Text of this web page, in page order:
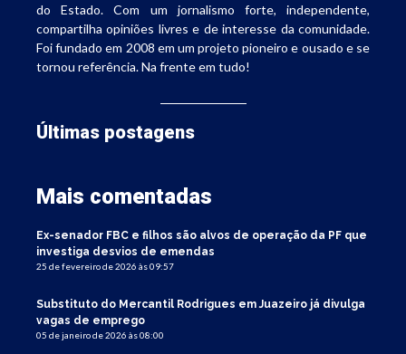
do Estado. Com um jornalismo forte, independente,
compartilha opiniões livres e de interesse da comunidade.
Foi fundado em 2008 em um projeto pioneiro e ousado e se
tornou referência. Na frente em tudo!
Últimas postagens
Mais comentadas
Ex-senador FBC e filhos são alvos de operação da PF que
investiga desvios de emendas
25 de fevereiro de 2026 às 09:57
Substituto do Mercantil Rodrigues em Juazeiro já divulga
vagas de emprego
05 de janeiro de 2026 às 08:00